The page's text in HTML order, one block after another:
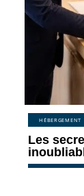
HÉBERGEMENT
Les